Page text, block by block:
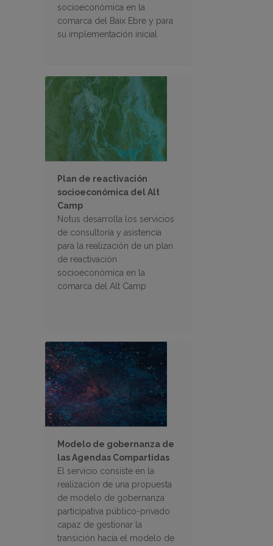
socioeconómica en la
comarca del Baix Ebre y para
su implementación inicial
Plan de reactivación
socioeconómica del Alt
Camp
Notus desarrolla los servicios
de consultoría y asistencia
para la realización de un plan
de reactivación
socioeconómica en la
comarca del Alt Camp
Modelo de gobernanza de
las Agendas Compartidas
El servicio consiste en la
realización de una propuesta
de modelo de gobernanza
participativa público-privado
capaz de gestionar la
transición hacia el modelo de